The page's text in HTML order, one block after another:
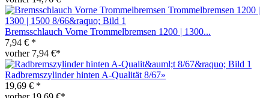
Bremsschlauch Vorne Trommelbremsen 1200 | 1300...
7,94 € *
vorher 7,94 €*
Radbremszylinder hinten A-Qualität 8/67»
19,69 € *